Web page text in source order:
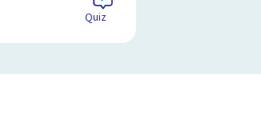
Quiz